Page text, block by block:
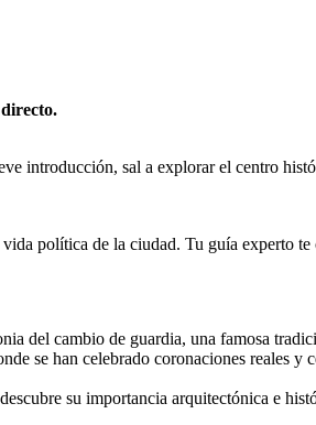
introducción, sal a explorar el centro
política de la ciudad. Tu guía experto te
del cambio de guardia, una famosa
se han celebrado coronaciones reales y
su importancia arquitectónica e